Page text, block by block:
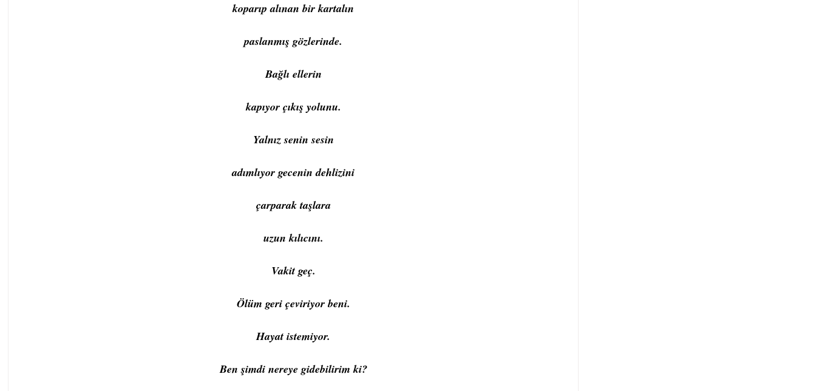
koparıp alınan bir kartalın
paslanmış gözlerinde.
Bağlı ellerin
kapıyor çıkış yolunu.
Yalnız senin sesin
adımlıyor gecenin dehlizini
çarparak taşlara
uzun kılıcını.
Vakit geç.
Ölüm geri çeviriyor beni.
Hayat istemiyor.
Ben şimdi nereye gidebilirim ki?